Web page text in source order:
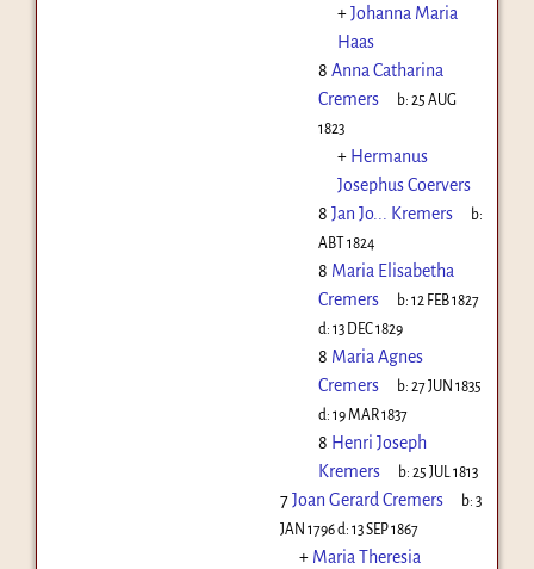
+Johanna Maria
Haas
8 Anna Catharina
Cremers
b:25 AUG
1823
+ Hermanus
Josephus Coervers
8 Jan Jo... Kremers
b:
ABT 1824
8 Maria Elisabetha
Cremers
b:12 FEB 1827
d: 13 DEC 1829
8 Maria Agnes
Cremers
b:27 JUN 1835
d: 19 MAR 1837
8 Henri Joseph
Kremers
b:25 JUL 1813
7Joan Gerard Cremers b:3
JAN 1796d: 13 SEP 1867
+ Maria Theresia